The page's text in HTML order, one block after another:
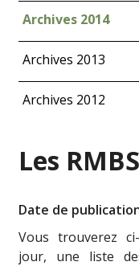
Archives 2014
Archives 2013
Archives 2012
Les
Date de
Vous trouverez
jour, une liste